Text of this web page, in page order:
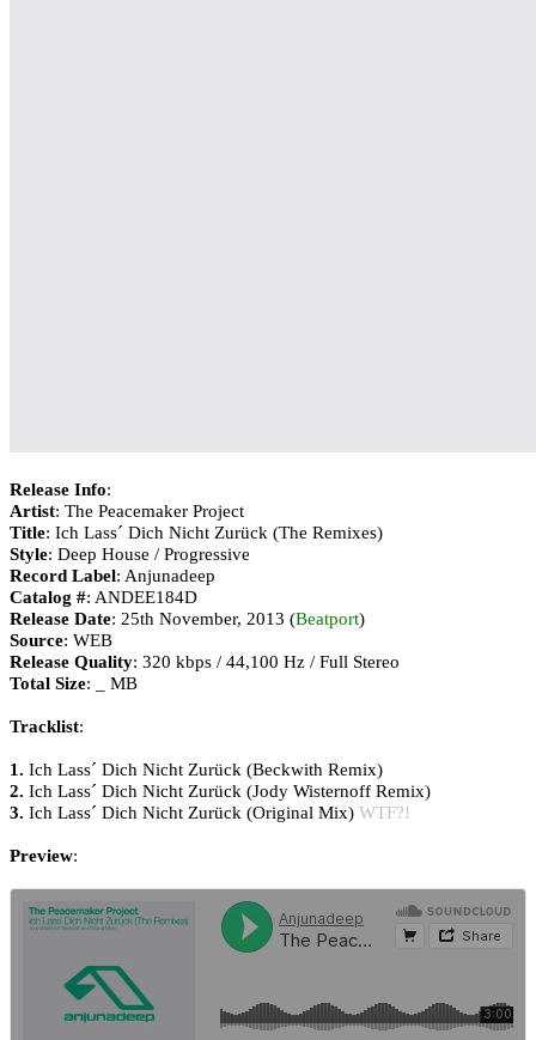
Release Info:
Artist: The Peacemaker Project
Title: Ich Lass´ Dich Nicht Zurück (The Remixes)
Style: Deep House / Progressive
Record Label: Anjunadeep
Catalog #: ANDEE184D
Release Date: 25th November, 2013 (Beatport)
Source: WEB
Release Quality: 320 kbps / 44,100 Hz / Full Stereo
Total Size: _ MB
Tracklist:
1. Ich Lass´ Dich Nicht Zurück (Beckwith Remix)
2. Ich Lass´ Dich Nicht Zurück (Jody Wisternoff Remix)
3. Ich Lass´ Dich Nicht Zurück (Original Mix) WTF?!
Preview: